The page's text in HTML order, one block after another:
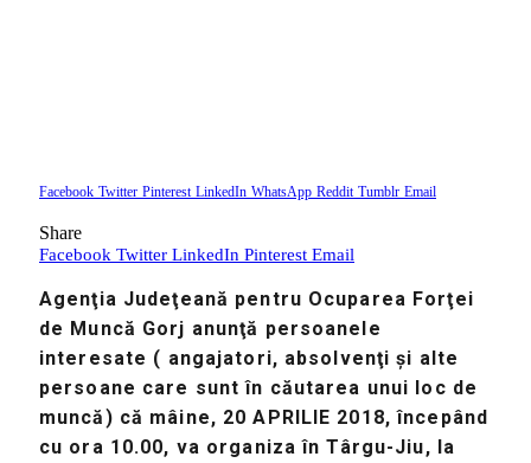
Facebook Twitter Pinterest LinkedIn WhatsApp Reddit Tumblr Email
Share
Facebook Twitter LinkedIn Pinterest Email
Agenţia Judeţeană pentru Ocuparea Forţei
de Muncă Gorj anunţă persoanele
interesate ( angajatori, absolvenţi şi alte
persoane care sunt în căutarea unui loc de
muncă) că mâine, 20 APRILIE 2018, începând
cu ora 10.00, va organiza în Târgu-Jiu, la